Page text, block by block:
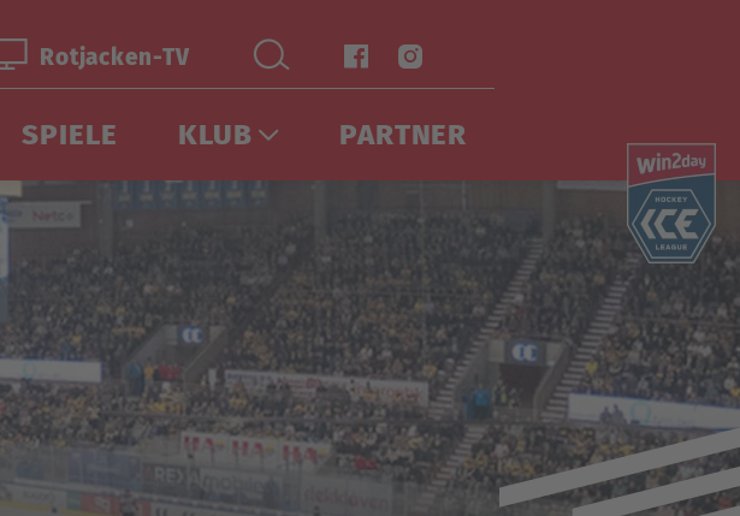
Rotjacken-TV
SPIELE KLUB PARTNER